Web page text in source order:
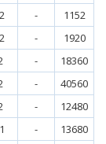
-
1152
-
1920
-
18360
-
40560
-
12480
-
13680